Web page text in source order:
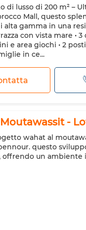
Cucina attrezzata
Internet
di lusso di 200 m² –
Mall, questo
alta gamma in una
con vista mare •
e area giochi • 2
in ce...
-
wahat al
questo
offrendo un ambiente